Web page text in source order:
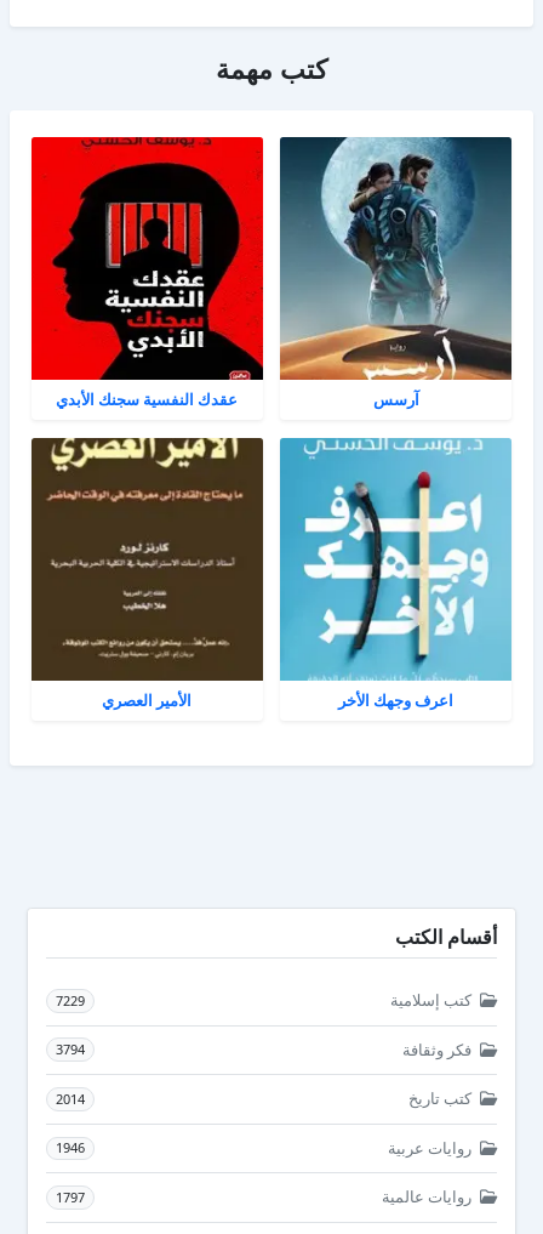
كتب مهمة
آرسس عقدك النفسية سجنك الأبدي
اعرف وجهك الأخر الأمير العصري
أقسام الكتب
كتب إسلامية 7229
فكر وثقافة 3794
كتب تاريخ 2014
روايات عربية 1946
روايات عالمية 1797